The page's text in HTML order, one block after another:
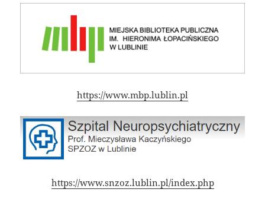
https://www.mbp.lublin.pl
https://www.snzoz.lublin.pl/index.php